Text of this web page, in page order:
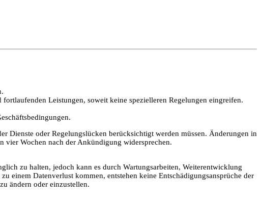
Leistungen, soweit keine spezielleren Regelungen eingreifen.
Dienste oder Regelungslücken berücksichtigt werden müssen. Änderungen in
vier Wochen nach der Ankündigung widersprechen.
zu halten, jedoch kann es durch Wartungsarbeiten, Weiterentwicklung
einem Datenverlust kommen, entstehen keine Entschädigungsansprüche der
ändern oder einzustellen.